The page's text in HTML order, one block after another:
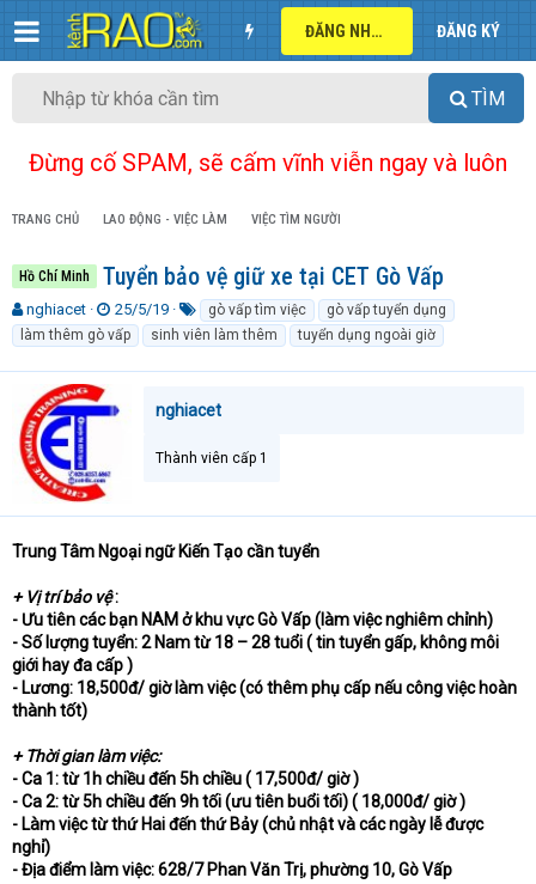
ĐĂNG NHẬP ĐĂNG KÝ
TÌM
Đừng cố SPAM, sẽ cấm vĩnh viễn ngay và luôn
TRANG CHỦ LAO ĐỘNG - VIỆC LÀM VIỆC TÌM NGƯỜI
Hồ Chí Minh Tuyển bảo vệ giữ xe tại CET Gò Vấp
T
h
r
e
d
s
t
a
e
nghiacet
N
g
à
y
ử
25/5/19
ừ
k
h
a
gò vấp tìm việc
gò vấp tuyển dụng
làm thêm gò vấp
sinh viên làm thêm tuyển dụng ngoài giờ
nghiacet
Thành viên cấp 1
Trung Tâm Ngoại ngữ Kiến Tạo cần tuyển
+ Vị trí bảo vệ:
- Ưu tiên các bạn NAM ở khu vực Gò Vấp (làm việc nghiêm chỉnh)
- Số lượng tuyển: 2 Nam từ 18 – 28 tuổi ( tin tuyển gấp, không môi
giới hay đa cấp )
- Lương: 18,500đ/ giờ làm việc (có thêm phụ cấp nếu công việc hoàn
thành tốt)
+ Thời gian làm việc:
- Ca 1: từ 1h chiều đến 5h chiều ( 17,500đ/ giờ )
- Ca 2: từ 5h chiều đến 9h tối (ưu tiên buổi tối) ( 18,000đ/ giờ )
- Làm việc từ thứ Hai đến thứ Bảy (chủ nhật và các ngày lễ được
nghỉ)
- Địa điểm làm việc: 628/7 Phan Văn Trị, phường 10, Gò Vấp